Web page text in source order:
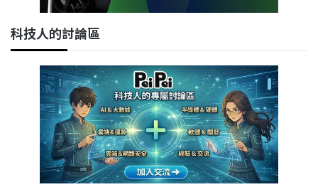
科技人的討論區